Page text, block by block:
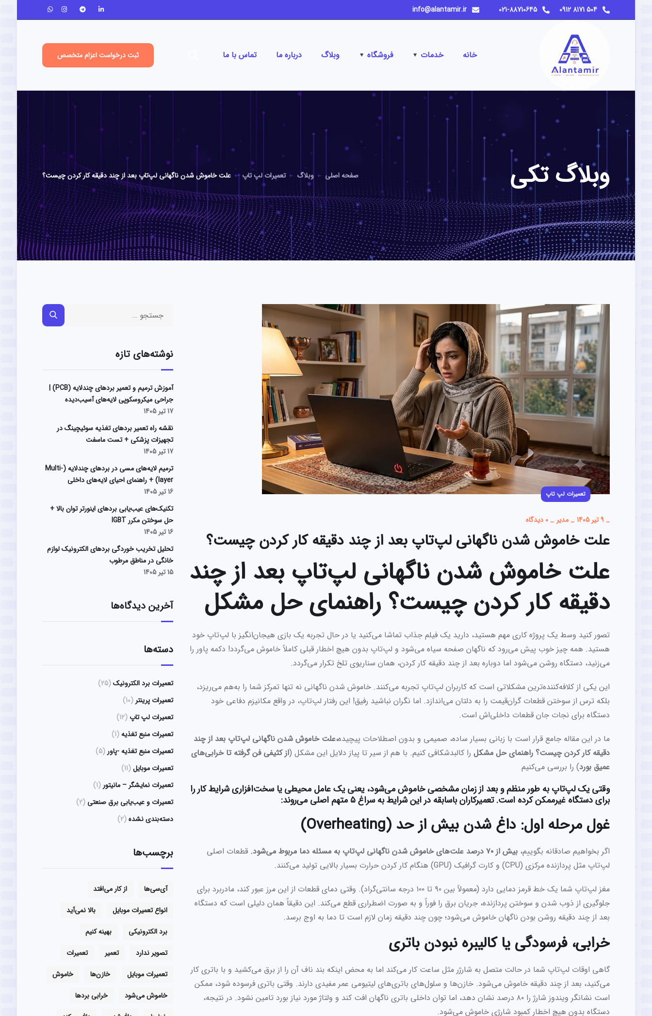
021-88710645
خانه خدمات فروشگاه وبلاگ درباره ما تماس با ما ثبت درخواست اعزام متخصص
وبلاگ تکی صفحه اصلی وبلاگ تعمیرات لپ تاپ علت خاموش شدن ناگهانی لپ‌تاپ بعد از چند دقیقه کار کردن چیست؟
تعمیرات لپ تاپ
_ 9 تیر 1405 _ مدیر _ 0 دیدگاه
علت خاموش شدن ناگهانی لپ‌تاپ بعد از چند دقیقه کار کردن چیست؟
علت خاموش شدن ناگهانی لپ‌تاپ بعد از چند
دقیقه کار کردن چیست؟ راهنمای حل مشکل
تصور کنید وسط یک پروژه کاری مهم هستید، دارید یک فیلم جذاب تماشا می‌کنید یا در حال تجربه یک بازی هیجان‌انگیز با لپ‌تاپ خود
هستید. همه چیز خوب پیش می‌رود که ناگهان صفحه سیاه می‌شود و لپ‌تاپ بدون هیچ اخطار قبلی کاملاً خاموش می‌گردد! دکمه پاور را
می‌زنید، دستگاه روشن می‌شود اما دوباره بعد از چند دقیقه کار کردن، همان سناریوی تلخ تکرار می‌گردد.
این یکی از کلافه‌کننده‌ترین مشکلاتی است که کاربران لپ‌تاپ تجربه می‌کنند. خاموش شدن ناگهانی نه تنها تمرکز شما را به‌هم می‌ریزد،
بلکه ترس از سوختن قطعات گران‌قیمت را به دلتان می‌اندازد. اما نگران نباشید رفیق! این رفتار لپ‌تاپ، در واقع مکانیزم دفاعی خود
دستگاه برای نجات جان قطعات داخلی‌اش است.
ما در این مقاله جامع قرار است با زبانی بسیار ساده، صمیمی و بدون اصطلاحات پیچیده،علت خاموش شدن ناگهانی لپ‌تاپ بعد از چند
دقیقه کار کردن چیست؟ راهنمای حل مشکل را کالبدشکافی کنیم. با هم از سیر تا پیاز دلایل این مشکل (از کثیفی فن گرفته تا خرابی‌های
عمیق بورد) را بررسی می‌کنیم
وقتی یک لپ‌تاپ به طور منظم و بعد از زمان مشخصی خاموش می‌شود، یعنی یک عامل محیطی یا سخت‌افزاری شرایط کار را
برای دستگاه غیرممکن کرده است. تعمیرکاران باسابقه در این شرایط به سراغ ۵ متهم اصلی می‌روند:
غول مرحله اول: داغ شدن بیش از حد (Overheating)
اگر بخواهیم صادقانه بگوییم، بیش از ۷۰ درصد علت‌های خاموش شدن ناگهانی لپ‌تاپ به مسئله دما مربوط می‌شود.
قطعات اصلی
لپ‌تاپ مثل پردازنده مرکزی (CPU) و کارت گرافیک (GPU) هنگام کار کردن حرارت بسیار بالایی تولید می‌کنند.
مغز لپ‌تاپ شما یک خط قرمز دمایی دارد (معمولاً بین ۹۰ تا ۱۰۰ درجه سانتی‌گراد). وقتی دمای قطعات از این مرز عبور کند، مادربرد برای
جلوگیری از ذوب شدن و سوختن پردازنده، جریان برق را فوراً و به صورت اضطراری قطع می‌کند. این دقیقاً همان دلیلی است که دستگاه
بعد از چند دقیقه روشن بودن ناگهان خاموش می‌شود؛ چون چند دقیقه زمان لازم است تا دما به اوج برسد.
خرابی، فرسودگی یا کالیبره نبودن باتری
گاهی اوقات لپ‌تاپ شما در حالت متصل به شارژر مثل ساعت کار می‌کند اما به محض اینکه بند ناف آن را از برق می‌کشید و با باتری کار
می‌کنید، بعد از چند دقیقه خاموش می‌شود. خازن‌ها و سلول‌های باتری‌های لیتیومی عمر مفیدی دارند. وقتی باتری فرسوده شود، ممکن
است نشانگر ویندوز شارژ را ۸۰ درصد نشان دهد، اما توان داخلی باتری ناگهان افت کند و ولتاژ مورد نیاز بورد تامین نشود. در نتیجه،
دستگاه بدون هیچ اخطار کمبود شارژی خاموش می‌شود.
نوشته‌های تازه
آموزش ترمیم و تعمیر بردهای چندلایه (PCB) |
جراحی میکروسکوپی لایه‌های آسیب‌دیده
17 تیر 1405
نقشه راه تعمیر بردهای تغذیه سوئیچینگ در
تجهیزات پزشکی + تست ماسفت
17 تیر 1405
ترمیم لایه‌های مسی در بردهای چندلایه (Multi-
layer) + راهنمای احیای لایه‌های داخلی
16 تیر 1405
تکنیک‌های عیب‌یابی بردهای اینورتر توان بالا +
حل سوختن مکرر IGBT
16 تیر 1405
تحلیل تخریب خوردگی بردهای الکترونیک لوازم
خانگی در مناطق مرطوب
15 تیر 1405
آخرین دیدگاه‌ها
دسته‌ها
تعمیرات برد الکترونیک(25)
تعمیرات پرینتر (10)
تعمیرات لپ تاپ (12)
تعمیرات منبع تغذیه(1)
تعمیرات منبع تغذیه -پاور (5)
تعمیرات موبایل(11)
تعمیرات نمایشگر – مانیتور (1)
تعمیرات و عیب‌یابی برق صنعتی (2)
دسته‌بندی نشده(2)
برچسب‌ها
آی‌سی‌ها
از کار می‌افتد
انواع تعمیرات موبایل
بالا نمی‌آید
برد الکترونیکی
بهینه کنیم
تصویر ندارد
تعمیر
تعمیرات
تعمیرات موبایل
خازن‌ها
خاموش
خاموش می‌شود
خرابی بردها